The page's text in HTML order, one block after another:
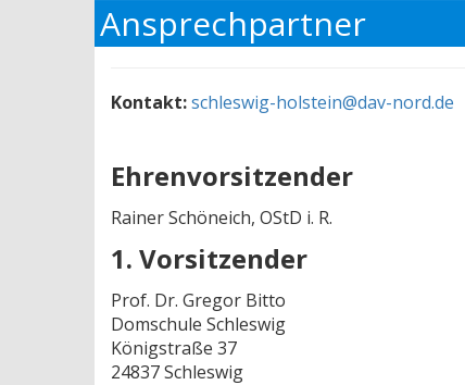
Ansprechpartner
Kontakt:schleswig-holstein@dav-nord.de
Ehrenvorsitzender
Rainer Schöneich, OStD i. R.
1. Vorsitzender
Prof. Dr. Gregor Bitto
Domschule Schleswig
Königstraße 37
24837 Schleswig